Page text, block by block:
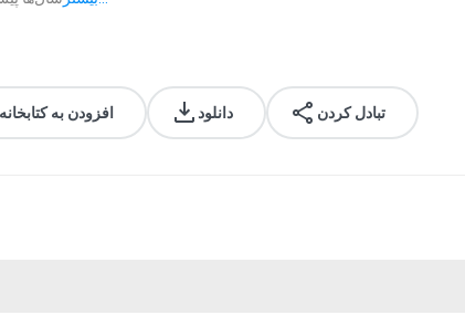
افزودن به کتابخانه دانلود تبادل کردن